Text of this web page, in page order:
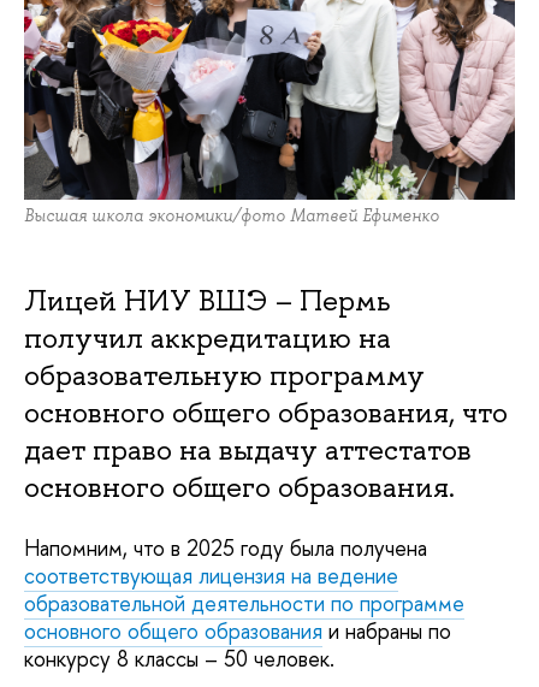
Высшая школа экономики/фото Матвей Ефименко
Лицей НИУ ВШЭ – Пермь
получил аккредитацию на
образовательную программу
основного общего образования, что
дает право на выдачу аттестатов
основного общего образования.
Напомним, что в 2025 году была получена
соответствующая лицензия на ведение
образовательной деятельности по программе
основного общего образования и набраны по
конкурсу 8 классы – 50 человек.